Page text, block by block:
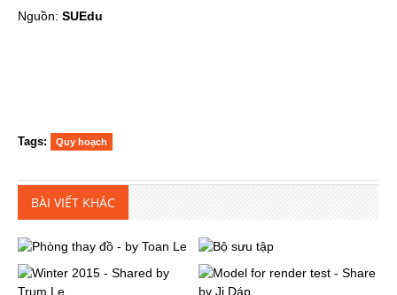
Nguồn: SUEdu
Tags: Quy hoạch
BÀI VIẾT KHÁC